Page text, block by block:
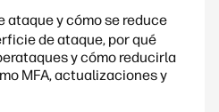
ataque y cómo se reduce
de ataque, por qué
y cómo reducirla
MFA, actualizaciones y